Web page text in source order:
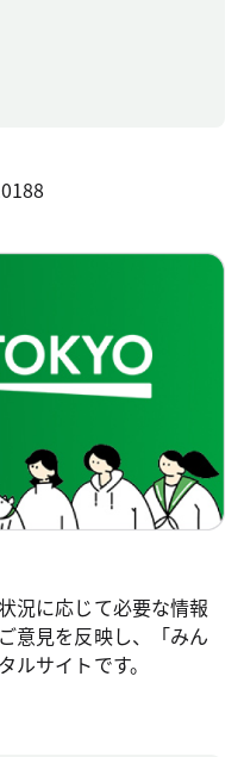
況に応じて必要な情報
意見を反映し、「みん
サイトです。